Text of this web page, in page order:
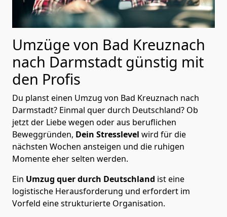
Umzüge von Bad Kreuznach
nach Darmstadt günstig mit
den Profis
Du planst einen Umzug von Bad Kreuznach nach
Darmstadt? Einmal quer durch Deutschland? Ob
jetzt der Liebe wegen oder aus beruflichen
Beweggründen, Dein Stresslevel wird für die
nächsten Wochen ansteigen und die ruhigen
Momente eher selten werden.
Ein Umzug quer durch Deutschland ist eine
logistische Herausforderung und erfordert im
Vorfeld eine strukturierte Organisation.